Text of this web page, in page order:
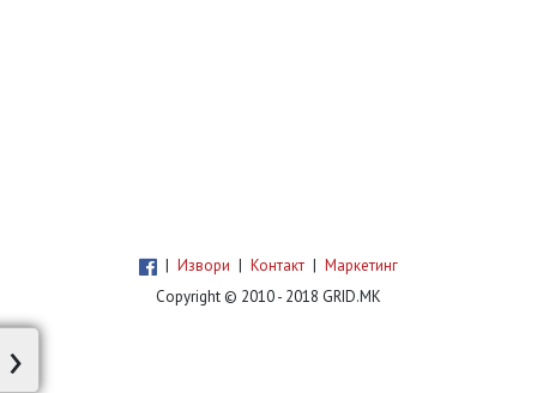
| Извори | Контакт | Маркетинг
Copyright © 2010 - 2018 GRID.MK
›